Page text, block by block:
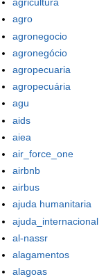
agricultura
agro
agronegocio
agronegócio
agropecuaria
agropecuária
agu
aids
aiea
air_force_one
airbnb
airbus
ajuda humanitaria
ajuda_internacional
al-nassr
alagamentos
alagoas